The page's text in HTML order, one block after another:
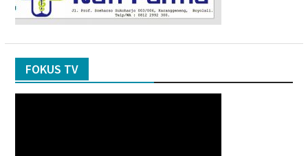
FOKUS TV